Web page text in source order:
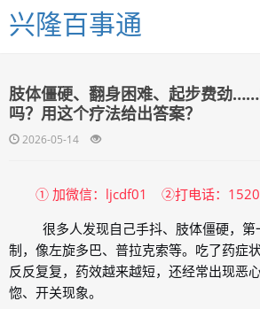
兴隆百事通
肢体僵硬、翻身困难、起步费劲
吗？用这个疗法给出答案？
2026-05-14
① 加微信：ljcdf01 ②打电话：
很多人发现自己手抖、肢体僵硬，
制，像左旋多巴、普拉克索等。吃了药症
反反复复，药效越来越短，还经常出现恶
惚、开关现象。